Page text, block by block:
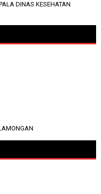
DINAS KESEHATAN